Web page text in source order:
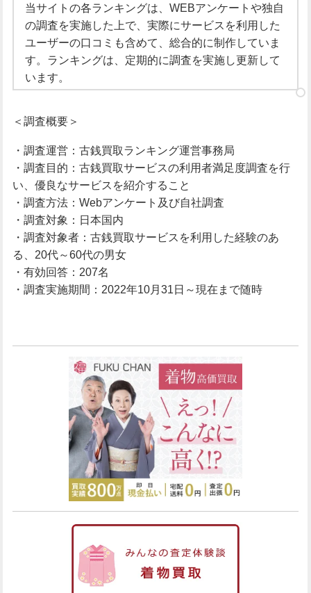
当サイトの各ランキングは、WEBアンケートや独自
の調査を実施した上で、実際にサービスを利用した
ユーザーの口コミも含めて、総合的に制作していま
す。ランキングは、定期的に調査を実施し更新して
います。
＜調査概要＞
・調査運営：古銭買取ランキング運営事務局
・調査目的：古銭買取サービスの利用者満足度調査を行
い、優良なサービスを紹介すること
・調査方法：Webアンケート及び自社調査
・調査対象：日本国内
・調査対象者：古銭買取サービスを利用した経験のあ
る、20代～60代の男女
・有効回答：207名
・調査実施期間：2022年10月31日～現在まで随時